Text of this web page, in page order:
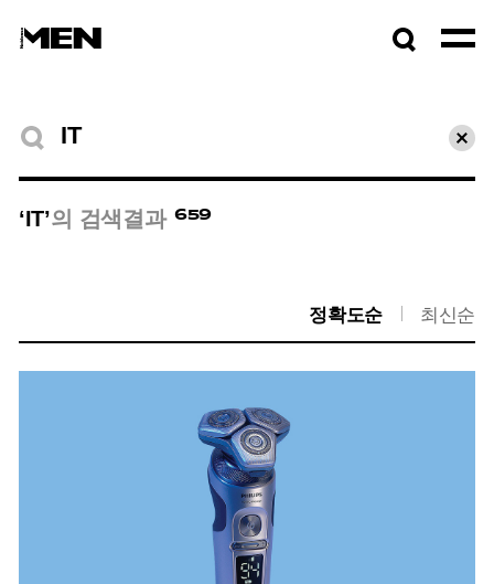
검색결과
초기
‘IT’의 검색결과 659
정확도순 최신순